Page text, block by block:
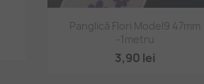
Vizualizare rapidă
Panglică Flori Model9 47mm
-1metru
3,90 lei